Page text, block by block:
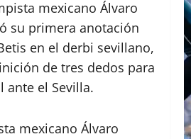
mexicano Álvaro
su primera anotación
en el derbi sevillano,
de tres dedos para
ante el Sevilla.
mexicano Álvaro